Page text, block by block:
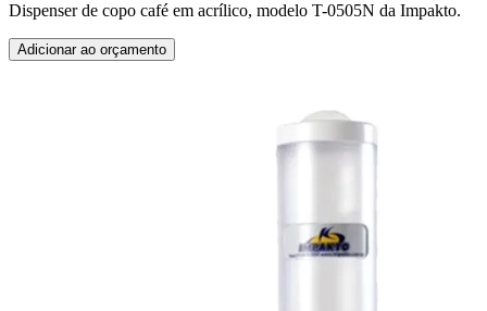
Dispenser de copo café em acrílico, modelo T-0505N da Impakto.
Adicionar ao orçamento